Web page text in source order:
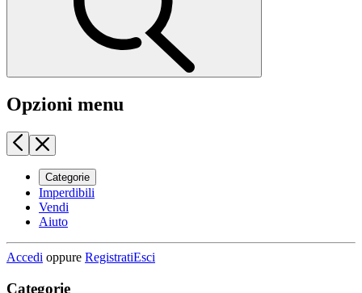
Opzioni menu
Categorie
Imperdibili
Vendi
Aiuto
Accedi oppure RegistratiEsci
Categorie